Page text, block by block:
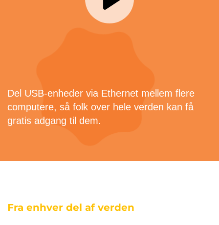
Del USB-enheder via Ethernet mellem flere
computere, så folk over hele verden kan få
gratis adgang til dem.
Fra enhver del af verden